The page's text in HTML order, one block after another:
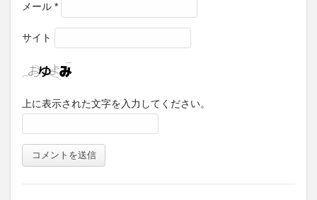
メール *
サイト
上に表示された文字を入力してください。